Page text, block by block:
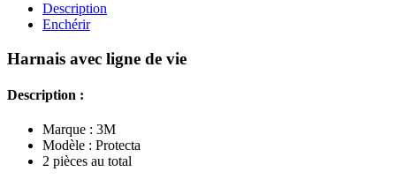
Description
Enchérir
Harnais avec ligne de vie
Description :
Marque : 3M
Modèle : Protecta
2 pièces au total